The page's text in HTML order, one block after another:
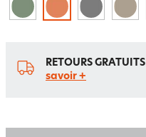
RETOURS GRATUITS
savoir +